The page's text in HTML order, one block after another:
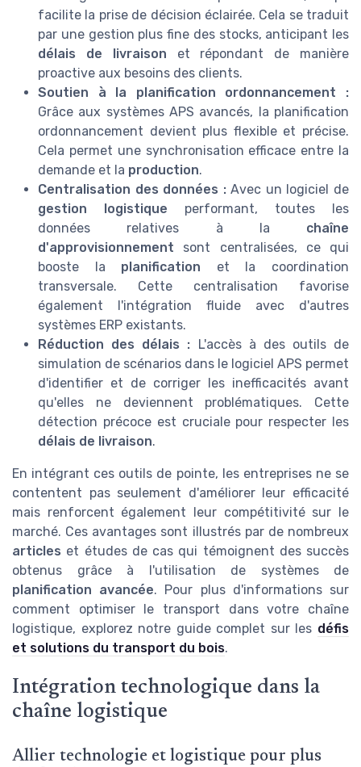
facilite la prise de décision éclairée. Cela se traduit
par une gestion plus fine des stocks, anticipant les
délais de livraison et répondant de manière
proactive aux besoins des clients.
Soutien à la planification ordonnancement :
Grâce aux systèmes APS avancés, la planification
ordonnancement devient plus flexible et précise.
Cela permet une synchronisation efficace entre la
demande et la production.
Centralisation des données :Avec un logiciel de
gestion logistique performant, toutes les
données relatives à la chaîne
d'approvisionnement sont centralisées, ce qui
booste la planification et la coordination
transversale. Cette centralisation favorise
également l'intégration fluide avec d'autres
systèmes ERP existants.
Réduction des délais : L'accès à des outils de
simulation de scénarios dans le logiciel APS permet
d'identifier et de corriger les inefficacités avant
qu'elles ne deviennent problématiques. Cette
détection précoce est cruciale pour respecter les
délais de livraison.
En intégrant ces outils de pointe, les entreprises ne se
contentent pas seulement d'améliorer leur efficacité
mais renforcent également leur compétitivité sur le
marché. Ces avantages sont illustrés par de nombreux
articles et études de cas qui témoignent des succès
obtenus grâce à l'utilisation de systèmes de
planification avancée. Pour plus d'informations sur
comment optimiser le transport dans votre chaîne
logistique, explorez notre guide complet sur les défis
et solutions du transport du bois.
Intégration technologique dans la
chaîne logistique
Allier technologie et logistique pour plus